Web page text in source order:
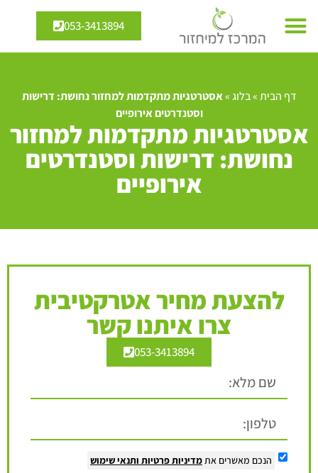
053-3413894
דף הבית»בלוג»אסטרטגיות מתקדמות למחזור נחושת: דרישות
וסטנדרטים אירופיים
אסטרטגיות מתקדמות למחזור
נחושת: דרישות וסטנדרטים
אירופיים
להצעת מחיר אטרקטיבית
צרו איתנו קשר
053-3413894
הנכם מאשרים את מדיניות פרטיות ותנאי שימוש